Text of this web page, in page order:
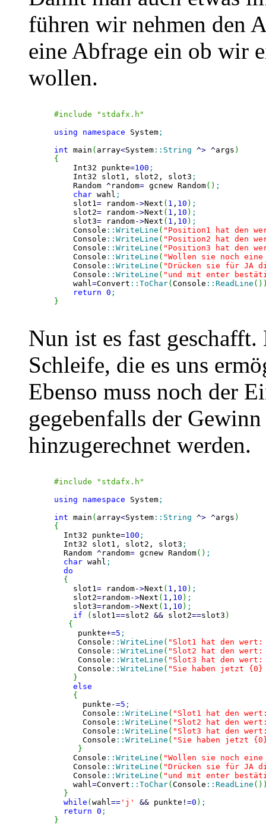
führen wir nehmen den
eine Abfrage ein ob wir
wollen.
#include "stdafx.h"
using
namespace System ;
int main ( array<System :: String ^> ^args )
{
    Int32 punkte
=100 ;
    Int32 slot1, slot2, slot3
;
    Random
^random= gcnew Random( ) ;
char wahl ;
    slot1
= random->Next ( 1 , 10 ) ;
    slot2
= random->Next ( 1 , 10 ) ;
    slot3
= random->Next ( 1 , 10 ) ;
    Console
:: WriteLine ( "Position1 hat den
    Console
:: WriteLine ( "Position2 hat den
    Console
:: WriteLine ( "Position3 hat den
    Console
:: WriteLine ( "Wollen sie noch eine
    Console
:: WriteLine ( "Drücken sie für JA
    Console
:: WriteLine ( "und mit enter
    wahl
=Convert :: ToChar( Console :: ReadLine ( )
return 0 ;
}
Nun ist es fast
Schleife, die es uns
Ebenso muss noch der
gegebenfalls der
hinzugerechnet werden.
#include "stdafx.h"
using
namespace System ;
int main ( array<System :: String ^> ^args )
{
  Int32 punkte
=100 ;
  Int32 slot1, slot2, slot3
;
  Random
^random= gcnew Random( ) ;
char wahl ;
do
{
    slot1
= random->Next ( 1 , 10 ) ;
    slot2
=random->Next ( 1 , 10 ) ;
    slot3
=random->Next ( 1 , 10 ) ;
if
( slot1 ==slot2 && slot2==slot3 )
{
     punkte
+=5 ;
     Console
:: WriteLine ( "Slot1 hat den
     Console
:: WriteLine ( "Slot2 hat den
     Console
:: WriteLine ( "Slot3 hat den
     Console
:: WriteLine ( "Sie haben jetzt {0}
}
else
{
      punkte
-=5 ;
      Console
:: WriteLine ( "Slot1 hat den
      Console
:: WriteLine ( "Slot2 hat den
      Console
:: WriteLine ( "Slot3 hat den
      Console
:: WriteLine ( "Sie haben jetzt
}
    Console
:: WriteLine ( "Wollen sie noch eine
    Console
:: WriteLine ( "Drücken sie für JA
    Console
:: WriteLine ( "und mit enter
    wahl
=Convert :: ToChar( Console :: ReadLine ( )
}
while ( wahl == 'j' && punkte ! =0 ) ;
return 0 ;
}